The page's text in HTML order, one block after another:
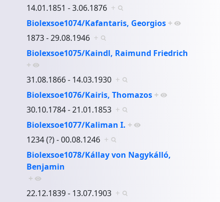
14.01.1851 - 3.06.1876 +
Biolexsoe1074/Kafantaris, Georgios +
1873 - 29.08.1946 +
Biolexsoe1075/Kaindl, Raimund Friedrich
+
31.08.1866 - 14.03.1930 +
Biolexsoe1076/Kairis, Thomazos +
30.10.1784 - 21.01.1853 +
Biolexsoe1077/Kaliman I. +
1234 (?) - 00.08.1246 +
Biolexsoe1078/Kállay von Nagykálló,
Benjamin
+
22.12.1839 - 13.07.1903 +